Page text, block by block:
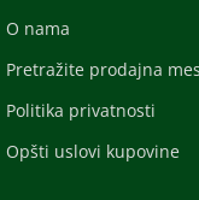
O nama
Pretražite prodajna
Politika privatnosti
Opšti uslovi kupovine